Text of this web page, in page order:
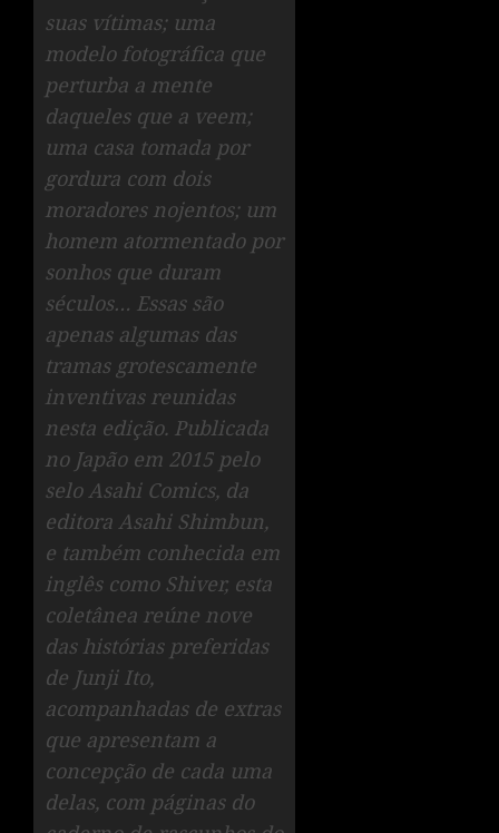
suas vítimas; uma
modelo fotográfica que
perturba a mente
daqueles que a veem;
uma casa tomada por
gordura com dois
moradores nojentos; um
homem atormentado por
sonhos que duram
séculos… Essas são
apenas algumas das
tramas grotescamente
inventivas reunidas
nesta edição. Publicada
no Japão em 2015 pelo
selo Asahi Comics, da
editora Asahi Shimbun,
e também conhecida em
inglês como Shiver, esta
coletânea reúne nove
das histórias preferidas
de Junji Ito,
acompanhadas de extras
que apresentam a
concepção de cada uma
delas, com páginas do